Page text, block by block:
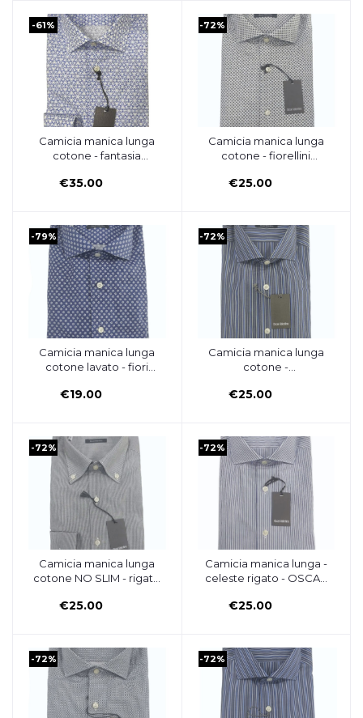
-61%
Aggiungi al carrello
Camicia manica lunga
cotone - fantasia
OSCAR VALENTINO
€35.00
-72%
Aggiungi al carrello
Camicia manica lunga
cotone - fiorellini
OSCAR VALENTINO
€25.00
-79%
Aggiungi al carrello
Camicia manica lunga
cotone lavato - fiori
OSCAR VALENTINO
€19.00
-72%
Aggiungi al carrello
Camicia manica lunga
cotone -
rigato - OSCAR
€25.00
-72%
Aggiungi al carrello
Camicia manica lunga
cotone NO SLIM - rigato
down - OSCAR
€25.00
-72%
Aggiungi al carrello
Camicia manica lunga -
celeste rigato - OSCAR
€25.00
-72% -72%